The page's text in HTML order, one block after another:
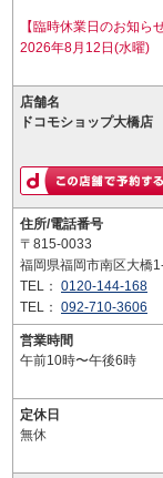
【臨時休業日のお知らせ
2026年8月12日(水曜)
店舗名
ドコモショップ大橋店
住所/電話番号
〒815-0033
福岡県福岡市南区大橋
TEL： 0120-144-168
TEL： 092-710-3606
営業時間
午前10時〜午後6時
定休日
無休